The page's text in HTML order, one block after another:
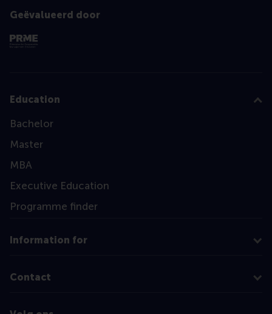
Geëvalueerd door
Education
Bachelor
Master
MBA
Executive Education
Programme finder
Information for
Contact